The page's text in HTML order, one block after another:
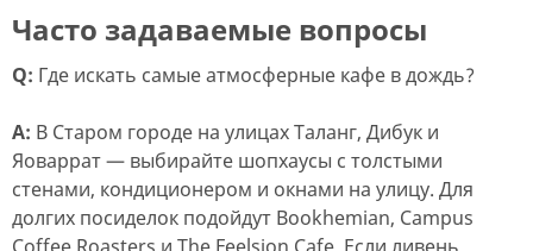
Часто задаваемые вопросы
Q: Где искать самые атмосферные кафе в дождь?
A: В Старом городе на улицах Таланг, Дибук и
Яоваррат — выбирайте шопхаусы с толстыми
стенами, кондиционером и окнами на улицу. Для
долгих посиделок подойдут Bookhemian, Campus